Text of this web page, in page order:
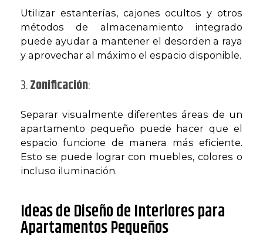
Utilizar estanterías, cajones ocultos y otros
métodos de almacenamiento integrado
puede ayudar a mantener el desorden a raya
y aprovechar al máximo el espacio disponible.
3.Zonificación:
Separar visualmente diferentes áreas de un
apartamento pequeño puede hacer que el
espacio funcione de manera más eficiente.
Esto se puede lograr con muebles, colores o
incluso iluminación.
Ideas de Diseño de Interiores para
Apartamentos Pequeños